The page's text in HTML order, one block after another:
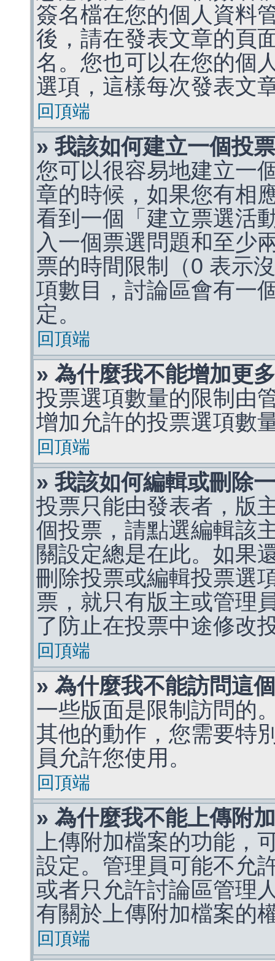
簽名檔在您的個人資料
後，請在發表文章的頁
名。您也可以在您的個
選項，這樣每次發表文
回頂端
» 我該如何建立一個投
您可以很容易地建立一
章的時候，如果您有相
看到一個「建立票選活
入一個票選問題和至少
票的時間限制（0 表示
項數目，討論區會有一
定。
回頂端
» 為什麼我不能增加更
投票選項數量的限制由
增加允許的投票選項數
回頂端
» 我該如何編輯或刪除
投票只能由發表者，版
個投票，請點選編輯該
關設定總是在此。如果
刪除投票或編輯投票選
票，就只有版主或管理
了防止在投票中途修改
回頂端
» 為什麼我不能訪問這
一些版面是限制訪問的
其他的動作，您需要特
員允許您使用。
回頂端
» 為什麼我不能上傳附
上傳附加檔案的功能，
設定。管理員可能不允
或者只允許討論區管理
有關於上傳附加檔案的
回頂端